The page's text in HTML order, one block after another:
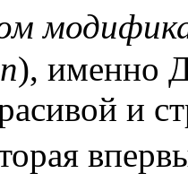
), именно
и